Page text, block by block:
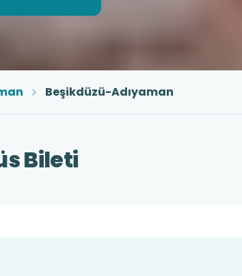
Beşikdüzü-Adıyaman
Bileti